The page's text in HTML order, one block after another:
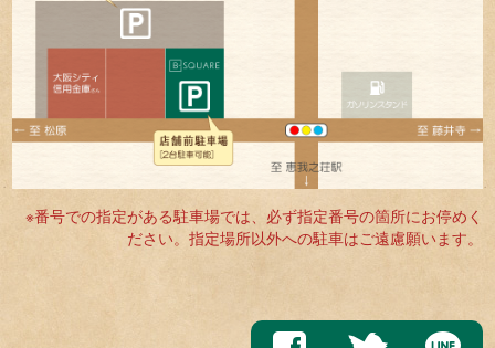
※番号での指定がある駐車場では、必ず指定番号の箇所にお停めく
ださい。指定場所以外への駐車はご遠慮願います。